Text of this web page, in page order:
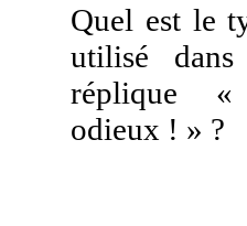
Quel est le
utilisé
réplique
odieux ! » ?